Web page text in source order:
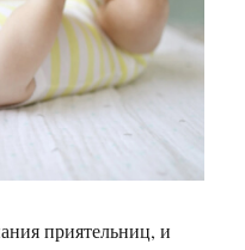
приятельниц, и